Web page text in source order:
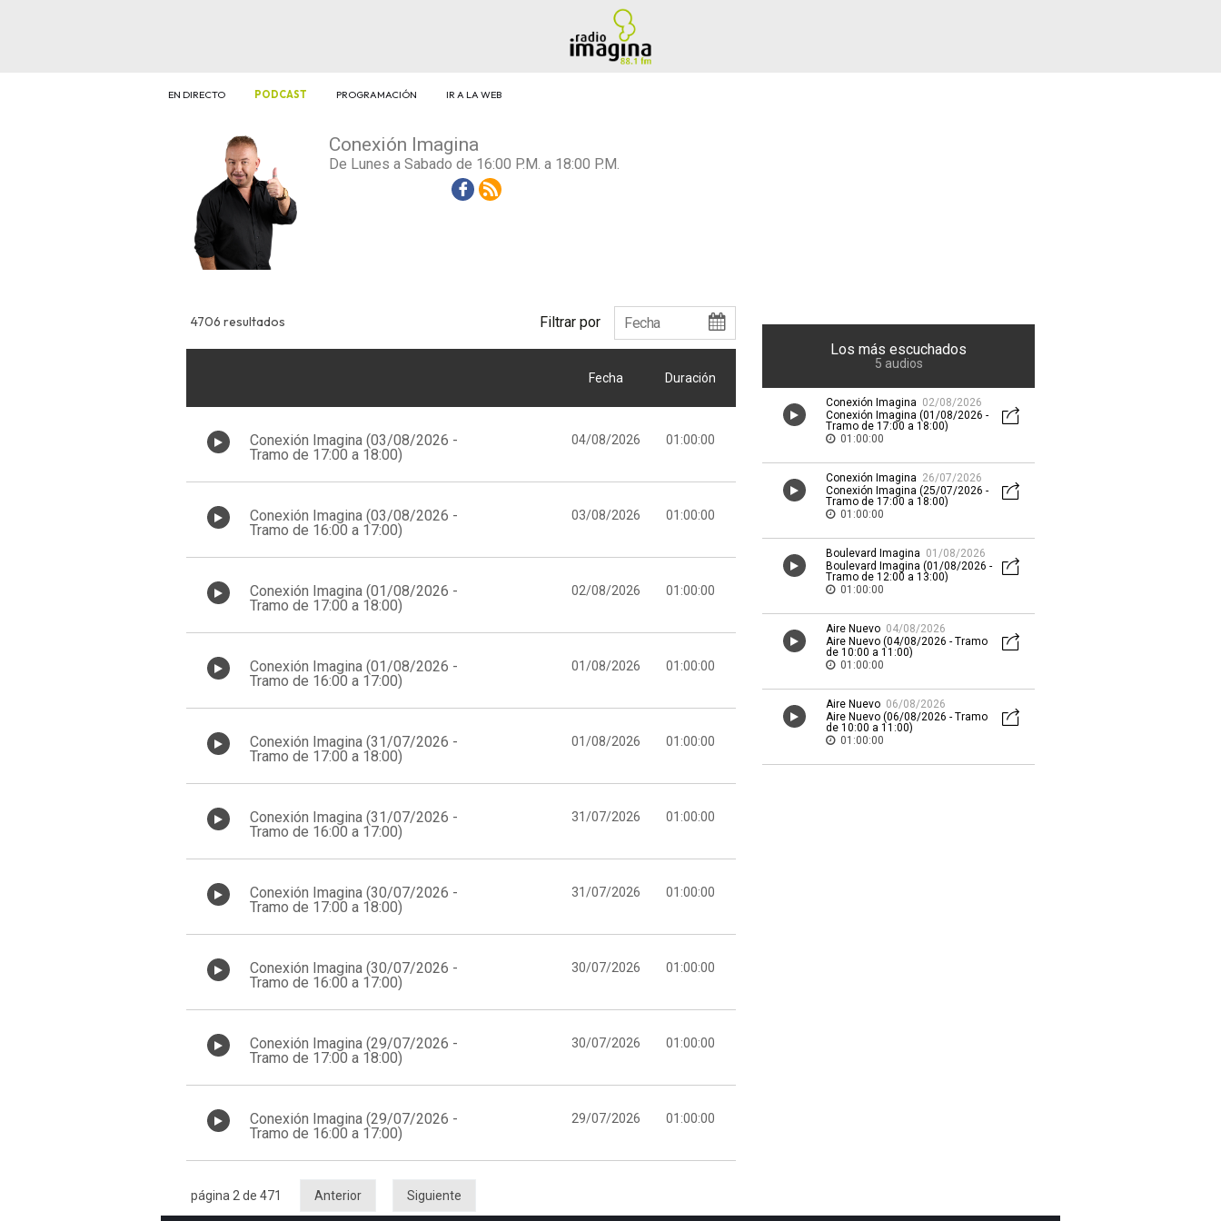
EN DIRECTO PODCAST PROGRAMACIÓN IR A LA WEB
Conexión Imagina
De Lunes a Sabado de 16:00 P.M. a 18:00 P.M.
Facebook
Rss
4706 resultados Filtrar por
Fecha Duración
Conexión Imagina (03/08/2026 -
Tramo de 17:00 a 18:00)
04/08/2026 01:00:00
Conexión Imagina (03/08/2026 -
Tramo de 16:00 a 17:00)
03/08/2026 01:00:00
Conexión Imagina (01/08/2026 -
Tramo de 17:00 a 18:00)
02/08/2026 01:00:00
Conexión Imagina (01/08/2026 -
Tramo de 16:00 a 17:00)
01/08/2026 01:00:00
Conexión Imagina (31/07/2026 -
Tramo de 17:00 a 18:00)
01/08/2026 01:00:00
Conexión Imagina (31/07/2026 -
Tramo de 16:00 a 17:00)
31/07/2026 01:00:00
Conexión Imagina (30/07/2026 -
Tramo de 17:00 a 18:00)
31/07/2026 01:00:00
Conexión Imagina (30/07/2026 -
Tramo de 16:00 a 17:00)
30/07/2026 01:00:00
Conexión Imagina (29/07/2026 -
Tramo de 17:00 a 18:00)
30/07/2026 01:00:00
Conexión Imagina (29/07/2026 -
Tramo de 16:00 a 17:00)
29/07/2026 01:00:00
Anterior Siguiente
página 2 de 471
Los más escuchados
5 audios
Conexión Imagina 02/08/2026
Conexión Imagina (01/08/2026 -
Tramo de 17:00 a 18:00)
01:00:00
Conexión Imagina 26/07/2026
Conexión Imagina (25/07/2026 -
Tramo de 17:00 a 18:00)
01:00:00
Boulevard Imagina 01/08/2026
Boulevard Imagina (01/08/2026 -
Tramo de 12:00 a 13:00)
01:00:00
Aire Nuevo 04/08/2026
Aire Nuevo (04/08/2026 - Tramo
de 10:00 a 11:00)
01:00:00
Aire Nuevo 06/08/2026
Aire Nuevo (06/08/2026 - Tramo
de 10:00 a 11:00)
01:00:00